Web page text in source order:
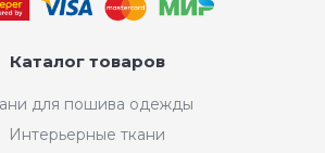
Каталог товаров
для пошива одежды
Интерьерные ткани